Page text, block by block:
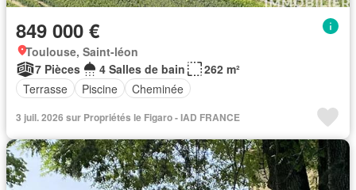
849 000 €
Toulouse, Saint-léon
7 Pièces
4 Salles de bain
262 m²
Terrasse
Piscine Cheminée
3 juil. 2026 sur Propriétés le Figaro - IAD FRANCE